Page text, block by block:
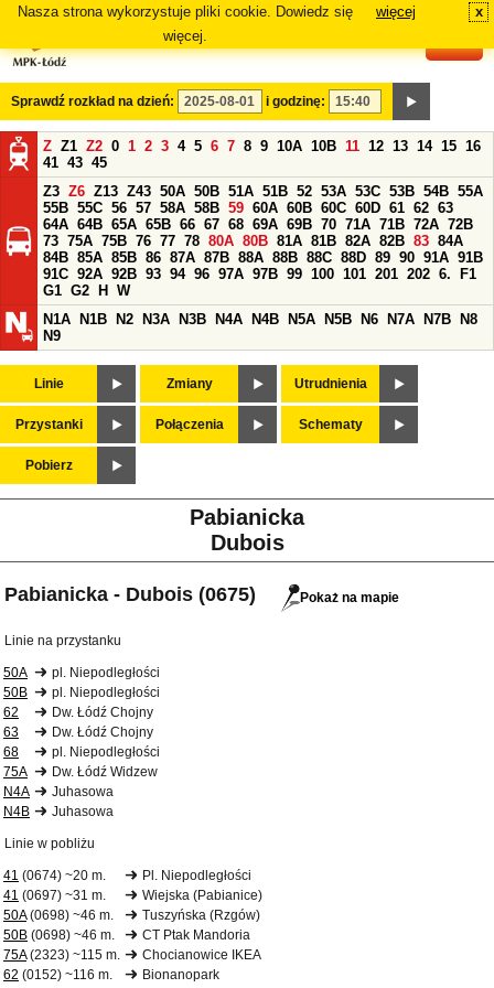
Nasza strona wykorzystuje pliki cookie. Dowiedz się
więcej.
więcej x
Sprawdź rozkład na dzień: i godzinę:
Z Z1 Z2 0 1 2 3 4 5 6 7 8 9 10A 10B 11 12 13 14 15 16
41 43 45
Z3 Z6 Z13 Z43 50A 50B 51A 51B 52 53A 53C 53B 54B 55A
55B 55C 56 57 58A 58B 59 60A 60B 60C 60D 61 62 63
64A 64B 65A 65B 66 67 68 69A 69B 70 71A 71B 72A 72B
73 75A 75B 76 77 78 80A 80B 81A 81B 82A 82B 83 84A
84B 85A 85B 86 87A 87B 88A 88B 88C 88D 89 90 91A 91B
91C 92A 92B 93 94 96 97A 97B 99 100 101 201 202 6.
F1
G1 G2 H
W
N1A
N1B N2 N3A N3B N4A N4B N5A N5B N6 N7A N7B
N8
N9
Linie Zmiany Utrudnienia
Przystanki Połączenia Schematy
Pobierz
Pabianicka
Dubois
Pabianicka - Dubois (0675) Pokaż na mapie
Linie na przystanku
50A
pl. Niepodległości
50B
pl. Niepodległości
62
Dw. Łódź Chojny
63
Dw. Łódź Chojny
68
pl. Niepodległości
75A
Dw. Łódź Widzew
N4A
Juhasowa
N4B
Juhasowa
Linie w pobliżu
41 (0674) ~20 m.
Pl. Niepodległości
41 (0697) ~31 m.
Wiejska (Pabianice)
50A(0698) ~46 m.
Tuszyńska (Rzgów)
50B (0698) ~46 m.
CT Ptak Mandoria
75A(2323) ~115 m.
Chocianowice IKEA
62 (0152) ~116 m.
Bionanopark